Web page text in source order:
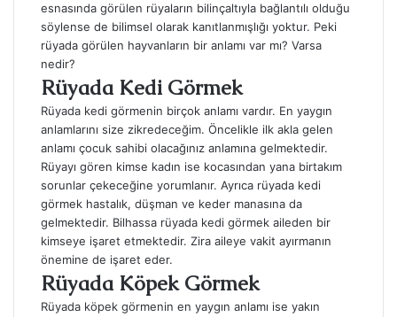
esnasında görülen rüyaların bilinçaltıyla bağlantılı olduğu
söylense de bilimsel olarak kanıtlanmışlığı yoktur. Peki
rüyada görülen hayvanların bir anlamı var mı? Varsa
nedir?
Rüyada Kedi Görmek
Rüyada kedi görmenin birçok anlamı vardır. En yaygın
anlamlarını size zikredeceğim. Öncelikle ilk akla gelen
anlamı çocuk sahibi olacağınız anlamına gelmektedir.
Rüyayı gören kimse kadın ise kocasından yana birtakım
sorunlar çekeceğine yorumlanır. Ayrıca rüyada kedi
görmek hastalık, düşman ve keder manasına da
gelmektedir. Bilhassa rüyada kedi görmek aileden bir
kimseye işaret etmektedir. Zira aileye vakit ayırmanın
önemine de işaret eder.
Rüyada Köpek Görmek
Rüyada köpek görmenin en yaygın anlamı ise yakın